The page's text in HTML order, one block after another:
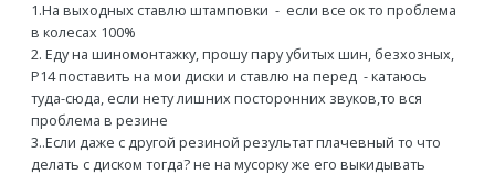
1.На выходных ставлю штамповки - если все ок то проблема
в колесах 100%
2. Еду на шиномонтажку, прошу пару убитых шин, безхозных,
Р14 поставить на мои диски и ставлю на перед - катаюсь
туда-сюда, если нету лишних посторонних звуков,то вся
проблема в резине
3..Если даже с другой резиной результат плачевный то что
делать с диском тогда? не на мусорку же его выкидывать